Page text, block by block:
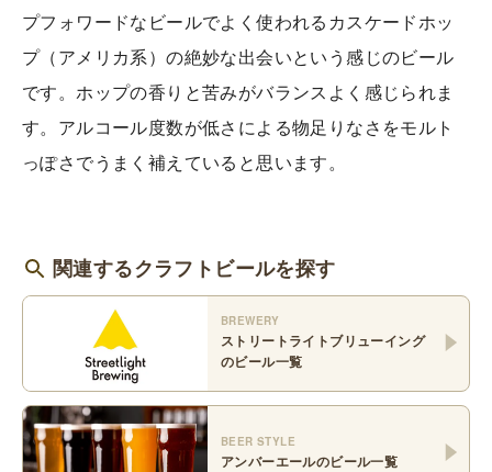
プフォワードなビールでよく使われるカスケードホッ
プ（アメリカ系）の絶妙な出会いという感じのビール
です。ホップの香りと苦みがバランスよく感じられま
す。アルコール度数が低さによる物足りなさをモルト
っぽさでうまく補えていると思います。
関連するクラフトビールを探す
BREWERY
ストリートライトブリューイング
のビール一覧
BEER STYLE
アンバーエールのビール一覧